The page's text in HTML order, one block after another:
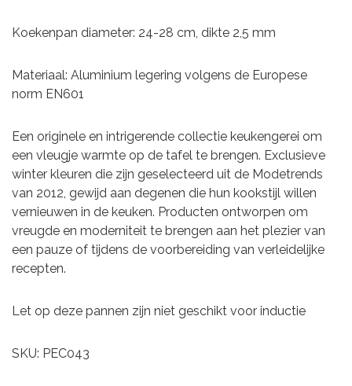
Koekenpan diameter: 24-28 cm, dikte 2,5 mm
Materiaal: Aluminium legering volgens de Europese
norm EN601
Een originele en intrigerende collectie keukengerei om
een vleugje warmte op de tafel te brengen. Exclusieve
winter kleuren die zijn geselecteerd uit de Modetrends
van 2012, gewijd aan degenen die hun kookstijl willen
vernieuwen in de keuken. Producten ontworpen om
vreugde en moderniteit te brengen aan het plezier van
een pauze of tijdens de voorbereiding van verleidelijke
recepten.
Let op deze pannen zijn niet geschikt voor inductie
SKU: PEC043